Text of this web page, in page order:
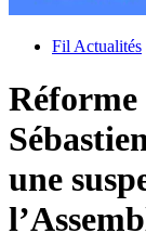
Fil Actualités
Réforme
une